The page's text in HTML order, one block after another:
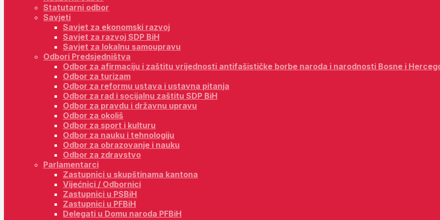
Statutarni odbor
Savjeti
Savjet za ekonomski razvoj
Savjet za razvoj SDP BiH
Savjet za lokalnu samoupravu
Odbori Predsjedništva
Odbor za afirmaciju i zaštitu vrijednosti antifašističke borbe naroda i narodnosti Bosne i
Odbor za turizam
Odbor za reformu ustava i ustavna pitanja
Odbor za rad i socijalnu zaštitu SDP BiH
Odbor za pravdu i državnu upravu
Odbor za okoliš
Odbor za sport i kulturu
Odbor za nauku i tehnologiju
Odbor za obrazovanje i nauku
Odbor za zdravstvo
Parlamentarci
Zastupnici u skupštinama kantona
Vijećnici / Odbornici
Zastupnici u PSBiH
Zastupnici u PFBiH
Delegati u Domu naroda PFBiH